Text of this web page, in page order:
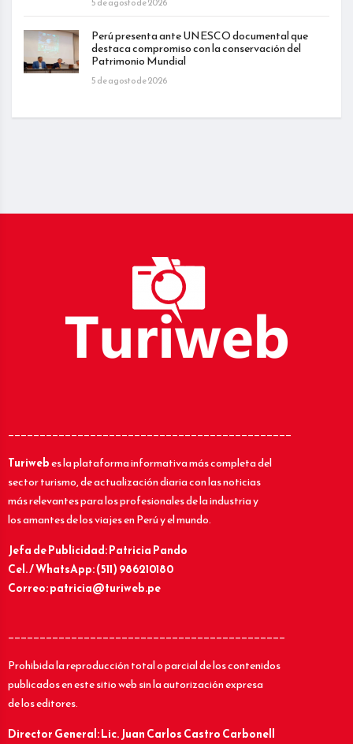
Perú presenta ante UNESCO documental que
destaca compromiso con la conservación del
Patrimonio Mundial
5 de agosto de 2026
_____________________________________________
Turiwebes la plataforma informativa más completa del
sector turismo, de actualización diaria con las noticias
más relevantes para los profesionales de la industria y
los amantes de los viajes en Perú y el mundo.
Jefa de Publicidad: Patricia Pando
Cel. / WhatsApp: (511) 986210180
Correo: patricia@turiweb.pe
____________________________________________
Prohibida la reproducción total o parcial de los contenidos
publicados en este sitio web sin la autorización expresa
de los editores.
Director General: Lic.Juan Carlos Castro Carbonell